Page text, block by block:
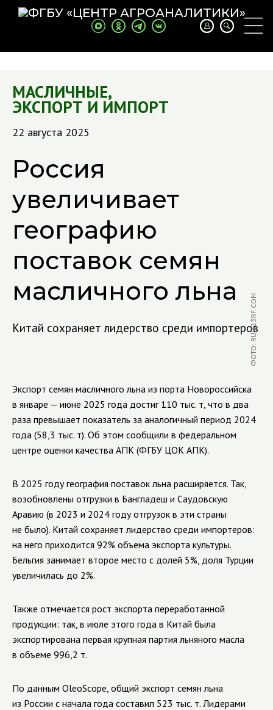
МАСЛИЧНЫЕ,
ЭКСПОРТ И ИМПОРТ
22 августа 2025
Россия
увеличивает
географию
поставок семян
масличного льна
Китай сохраняет лидерство среди импортеров
ФОТО: RU.123RF.COM
Экспорт семян масличного льна из порта Новороссийска
в январе — июне 2025 года достиг 110 тыс. т, что в два
раза превышает показатель за аналогичный период 2024
года (58,3 тыс. т). Об этом сообщили в федеральном
центре оценки качества АПК (ФГБУ ЦОК АПК).
В 2025 году география поставок льна расширяется. Так,
возобновлены отгрузки в Бангладеш и Саудовскую
Аравию (в 2023 и 2024 году отгрузок в эти страны
не было). Китай сохраняет лидерство среди импортеров:
на него приходится 92% объема экспорта культуры.
Бельгия занимает второе место с долей 5%, доля Турции
увеличилась до 2%.
Также отмечается рост экспорта переработанной
продукции: так, в июле этого года в Китай была
экспортирована первая крупная партия льняного масла
в объеме 996,2 т.
По данным OleoScope, общий экспорт семян льна
из России с начала года составил 523 тыс. т. Лидерами